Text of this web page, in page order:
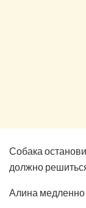
Собака
должно
Алина медленно